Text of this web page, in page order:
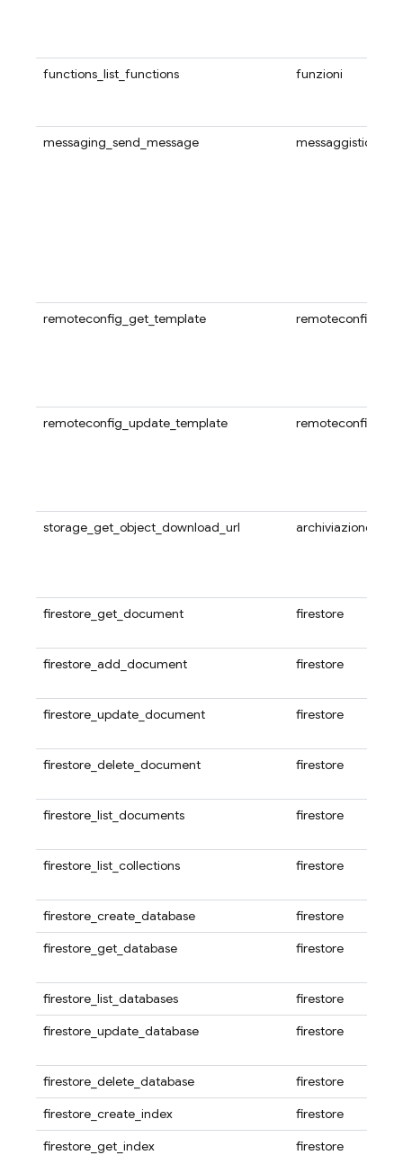
functions_list_functions funzioni
messaging_send_message messaggistica
remoteconfig_get_template remoteconfig
remoteconfig_update_template remoteconfig
storage_get_object_download_url archiviazione
firestore_get_document firestore
firestore_add_document firestore
firestore_update_document firestore
firestore_delete_document firestore
firestore_list_documents firestore
firestore_list_collections firestore
firestore_create_database
firestore
firestore_get_database
firestore
firestore_list_databases
firestore
firestore_update_database
firestore
firestore_delete_database
firestore
firestore_create_index
firestore
firestore_get_index
firestore